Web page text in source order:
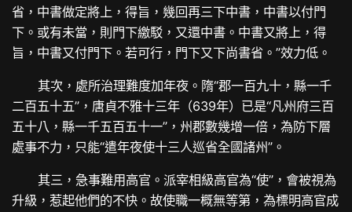
省，中書做定將上，得旨，幾回再三下中書，中書以付門
下。或有未當，則門下繳駁，又還中書。中書又將上，得
旨，中書又付門下。若可行，門下又下尚書省。”效力低。
其次，處所治理難度加年夜。隋“郡一百九十，縣一千
二百五十五”，唐貞不雅十三年（639年）已是“凡州府三百
五十八，縣一千五百五十一”，州郡數幾增一倍，為防下層
處事不力，只能“遣年夜使十三人巡省全國諸州”。
其三，急事難用高官。派宰相級高官為“使”，會被視為
升級，惹起他們的不快。故使職一概無等第，為標明高官成